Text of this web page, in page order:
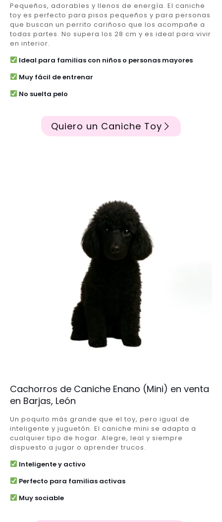
Pequeños, adorables y llenos de energía. El caniche
toy es perfecto para pisos pequeños y para personas
que buscan un perrito cariñoso que los acompañe a
todas partes. No supera los 28 cm y es ideal para vivir
en interior.
Ideal para familias con niños o personas mayores
Muy fácil de entrenar
No suelta pelo
Quiero un Caniche Toy
Cachorros de Caniche Enano (Mini) en venta
en Barjas, León
Un poquito más grande que el toy, pero igual de
inteligente y juguetón. El caniche mini se adapta a
cualquier tipo de hogar. Alegre, leal y siempre
dispuesto a jugar o aprender trucos.
Inteligente y activo
Perfecto para familias activas
Muy sociable